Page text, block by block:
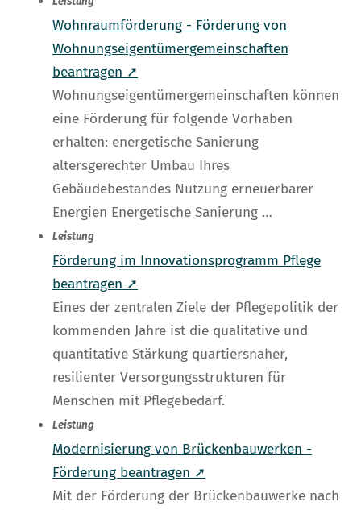
Wohnraumförderung - Förderung von
Wohnungseigentümergemeinschaften
beantragen ➚
Wohnungseigentümergemeinschaften können
eine Förderung für folgende Vorhaben
erhalten: energetische Sanierung
altersgerechter Umbau Ihres
Gebäudebestandes Nutzung erneuerbarer
Energien Energetische Sanierung …
Leistung
Förderung im Innovationsprogramm Pflege
beantragen ➚
Eines der zentralen Ziele der Pflegepolitik der
kommenden Jahre ist die qualitative und
quantitative Stärkung quartiersnaher,
resilienter Versorgungsstrukturen für
Menschen mit Pflegebedarf.
Leistung
Modernisierung von Brückenbauwerken -
Förderung beantragen ➚
Mit der Förderung der Brückenbauwerke nach